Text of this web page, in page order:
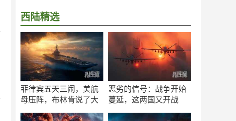
西陆精选
菲律宾五天三闹，美航
母压阵，布林肯说了大
恶劣的信号：战争开始
蔓延，这两国又开战